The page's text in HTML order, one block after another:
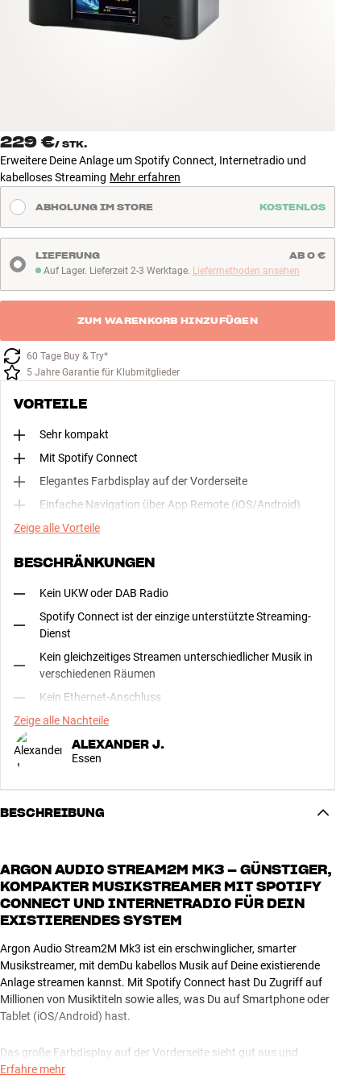
Zubehör
NEUHEITEN
ANGEBOTE
Store Finden
Kundendienst
Anmelden
Kundendienst
229 €/ STK.
Erweitere Deine Anlage um Spotify Connect, Internetradio und
kabelloses Streaming Mehr erfahren
ABHOLUNG IM STORE KOSTENLOS
Auf Lager. Lieferzeit 2-3 Werktage
Auf Lager. Lieferzeit 2-3 Werktage. Liefermethoden ansehen
LIEFERUNG AB 0 €
ZUM WARENKORB HINZUFÜGEN
60 Tage Buy & Try*
5 Jahre Garantie für Klubmitglieder
VORTEILE
Sehr kompakt
Mit Spotify Connect
Elegantes Farbdisplay auf der Vorderseite
Einfache Navigation über App Remote (iOS/Android)
Zeige alle Vorteile
BESCHRÄNKUNGEN
Kein UKW oder DAB Radio
Spotify Connect ist der einzige unterstützte Streaming-
Dienst
Kein gleichzeitiges Streamen unterschiedlicher Musik in
verschiedenen Räumen
Kein Ethernet-Anschluss
Zeige alle Nachteile
ALEXANDER J.
Essen
BESCHREIBUNG
ARGON AUDIO STREAM2M MK3 – GÜNSTIGER,
KOMPAKTER MUSIKSTREAMER MIT SPOTIFY
CONNECT UND INTERNETRADIO FÜR DEIN
EXISTIERENDES SYSTEM
Argon Audio Stream2M Mk3 ist ein erschwinglicher, smarter
Musikstreamer, mit demDu kabellos Musik auf Deine existierende
Anlage streamen kannst. Mit Spotify Connect hast Du Zugriff auf
Millionen von Musiktiteln sowie alles, was Du auf Smartphone oder
Tablet (iOS/Android) hast.
Das große Farbdisplay auf der Vorderseite sieht gut aus und
ermöglicht die Navigation via mitgelieferter Infrarot-Fernbedienung.
Erfahre mehr